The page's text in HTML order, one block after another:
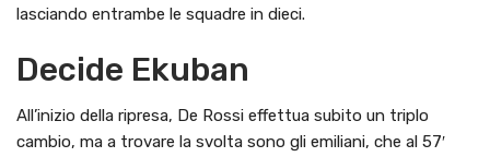
lasciando entrambe le squadre in dieci.
Decide Ekuban
All’inizio della ripresa, De Rossi effettua subito un triplo
cambio, ma a trovare la svolta sono gli emiliani, che al 57′